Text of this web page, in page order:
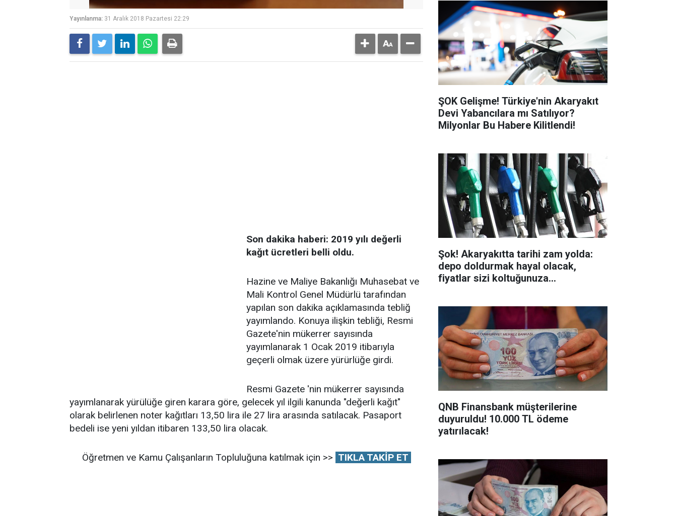
Yayınlanma: 31 Aralık 2018 Pazartesi 22:29
Son dakika haberi: 2019 yılı değerli
kağıt ücretleri belli oldu.
Hazine ve Maliye Bakanlığı Muhasebat ve
Mali Kontrol Genel Müdürlü tarafından
yapılan son dakika açıklamasında tebliğ
yayımlando. Konuya ilişkin tebliği, Resmi
Gazete'nin mükerrer sayısında
yayımlanarak 1 Ocak 2019 itibarıyla
geçerli olmak üzere yürürlüğe girdi.
Resmi Gazete 'nin mükerrer sayısında
yayımlanarak yürülüğe giren karara göre, gelecek yıl ilgili kanunda "değerli kağıt"
olarak belirlenen noter kağıtları 13,50 lira ile 27 lira arasında satılacak. Pasaport
bedeli ise yeni yıldan itibaren 133,50 lira olacak.
Öğretmen ve Kamu Çalışanların Topluluğuna katılmak için >> TIKLA TAKİP ET
ŞOK Gelişme! Türkiye'nin Akaryakıt
Devi Yabancılara mı Satılıyor?
Milyonlar Bu Habere Kilitlendi!
Şok! Akaryakıtta tarihi zam yolda:
depo doldurmak hayal olacak,
fiyatlar sizi koltuğunuza
QNB Finansbank müşterilerine
duyuruldu! 10.000 TL ödeme
yatırılacak!